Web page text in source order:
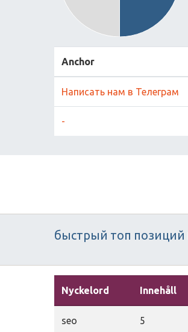
Anchor
Написать нам в Телеграм
-
быстрый топ позиций
Nyckelord Innehåll
seo 5